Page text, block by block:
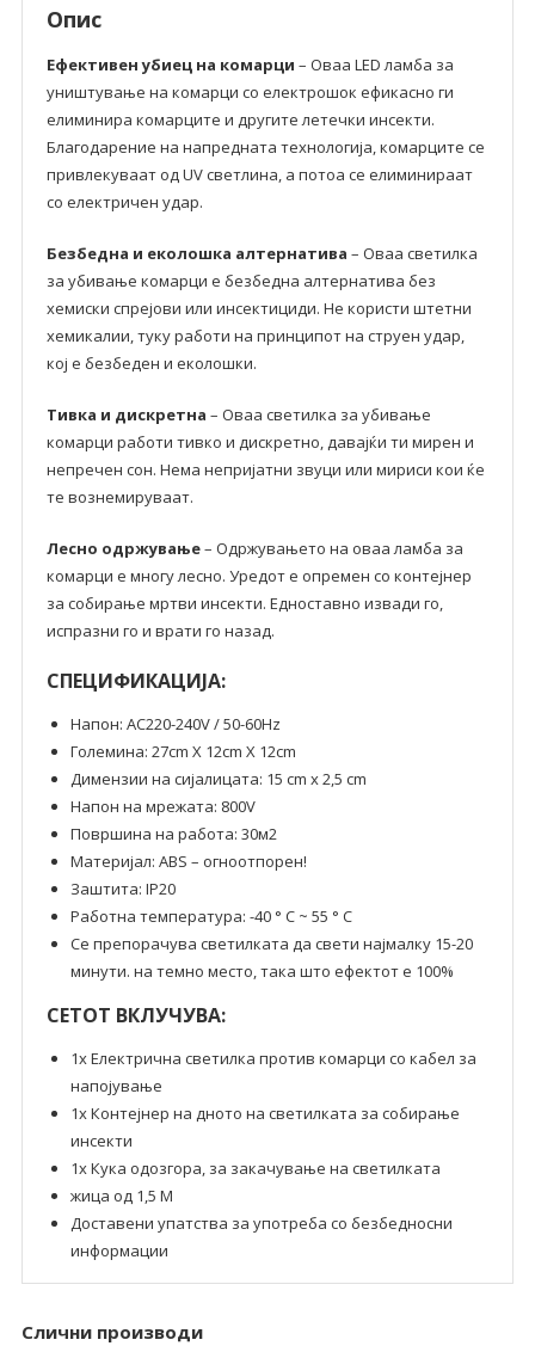
Опис
Ефективен убиец на комарци – Оваа LED ламба за
уништување на комарци со електрошок ефикасно ги
елиминира комарците и другите летечки инсекти.
Благодарение на напредната технологија, комарците се
привлекуваат од UV светлина, а потоа се елиминираат
со електричен удар.
Безбедна и еколошка алтернатива – Оваа светилка
за убивање комарци е безбедна алтернатива без
хемиски спрејови или инсектициди. Не користи штетни
хемикалии, туку работи на принципот на струен удар,
кој е безбеден и еколошки.
Тивка и дискретна – Оваа светилка за убивање
комарци работи тивко и дискретно, давајќи ти мирен и
непречен сон. Нема непријатни звуци или мириси кои ќе
те вознемируваат.
Лесно одржување– Одржувањето на оваа ламба за
комарци е многу лесно. Уредот е опремен со контејнер
за собирање мртви инсекти. Едноставно извади го,
испразни го и врати го назад.
СПЕЦИФИКАЦИЈА:
Напон: AC220-240V / 50-60Hz
Големина: 27cm X 12cm X 12cm
Димензии на сијалицата: 15 cm x 2,5 cm
Напон на мрежата: 800V
Површина на работа: 30м2
Материјал: ABS – огноотпорен!
Заштита: IP20
Работна температура: -40 ° C ~ 55 ° C
Се препорачува светилката да свети најмалку 15-20
минути. на темно место, така што ефектот е 100%
СЕТОТ ВКЛУЧУВА:
1x Електрична светилка против комарци со кабел за
напојување
1x Контејнер на дното на светилката за собирање
инсекти
1x Кука одозгора, за закачување на светилката
жица од 1,5 М
Доставени упатства за употреба со безбедносни
информации
Слични производи